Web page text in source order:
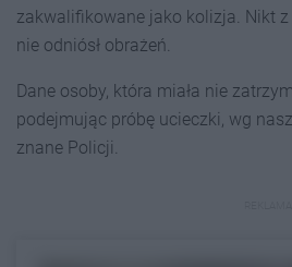
zakwalifikowane jako kolizja. Nikt
nie odniósł obrażeń.
Dane osoby, która miała nie
podejmując próbę ucieczki, wg
znane Policji.